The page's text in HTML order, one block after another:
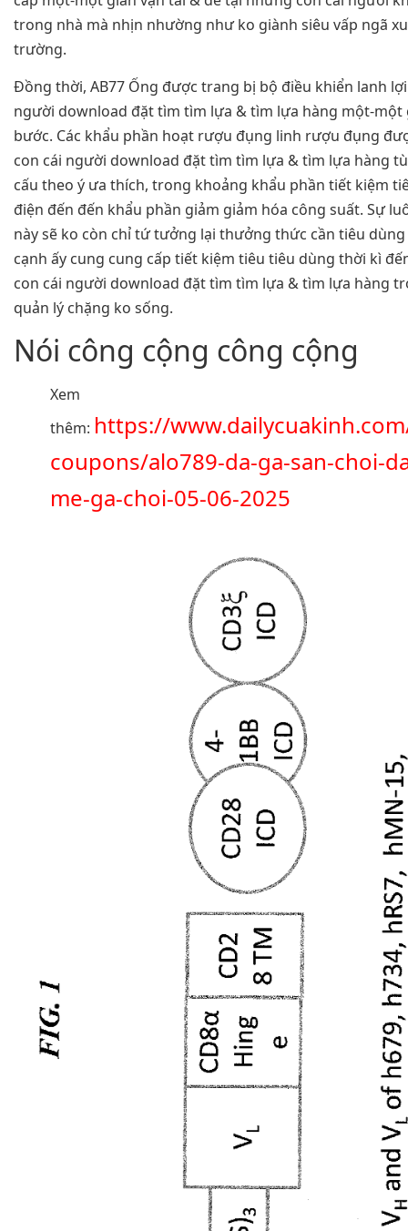
trong nhà mà nhịn nhường như ko giành siêu vấp ngã
trường.
Đồng thời, AB77 Ống được trang bị bộ điều khiển lanh
người download đặt tìm tìm lựa & tìm lựa hàng một-một
bước. Các khẩu phần hoạt rượu đụng linh rượu đụng
con cái người download đặt tìm tìm lựa & tìm lựa hàng
cấu theo ý ưa thích, trong khoảng khẩu phần tiết kiệm
điện đến đến khẩu phần giảm giảm hóa công suất. Sự
này sẽ ko còn chỉ tứ tưởng lại thưởng thức cần tiêu
cạnh ấy cung cung cấp tiết kiệm tiêu tiêu dùng thời kì
con cái người download đặt tìm tìm lựa & tìm lựa hàng
quản lý chặng ko sống.
Nói công cộng công cộng
Xem
thêm: https://
coupons/alo789-da-ga-san-choi-
me-ga-choi-05-06-2025